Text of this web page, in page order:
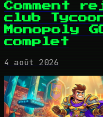
Comment
club
Monopoly
complet
4 août 2026